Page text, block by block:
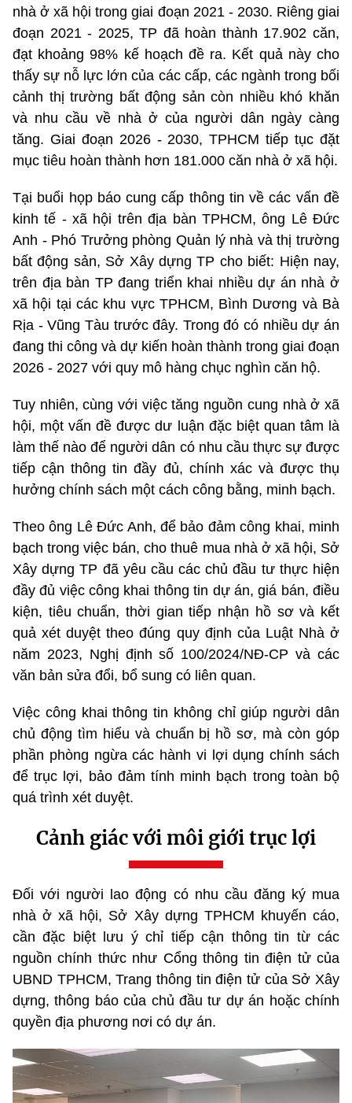
nhà ở xã hội trong giai đoạn 2021 - 2030. Riêng giai
đoạn 2021 - 2025, TP đã hoàn thành 17.902 căn,
đạt khoảng 98% kế hoạch đề ra. Kết quả này cho
thấy sự nỗ lực lớn của các cấp, các ngành trong bối
cảnh thị trường bất động sản còn nhiều khó khăn
và nhu cầu về nhà ở của người dân ngày càng
tăng. Giai đoạn 2026 - 2030, TPHCM tiếp tục đặt
mục tiêu hoàn thành hơn 181.000 căn nhà ở xã hội.
Tại buổi họp báo cung cấp thông tin về các vấn đề
kinh tế - xã hội trên địa bàn TPHCM, ông Lê Đức
Anh - Phó Trưởng phòng Quản lý nhà và thị trường
bất động sản, Sở Xây dựng TP cho biết: Hiện nay,
trên địa bàn TP đang triển khai nhiều dự án nhà ở
xã hội tại các khu vực TPHCM, Bình Dương và Bà
Rịa - Vũng Tàu trước đây. Trong đó có nhiều dự án
đang thi công và dự kiến hoàn thành trong giai đoạn
2026 - 2027 với quy mô hàng chục nghìn căn hộ.
Tuy nhiên, cùng với việc tăng nguồn cung nhà ở xã
hội, một vấn đề được dư luận đặc biệt quan tâm là
làm thế nào để người dân có nhu cầu thực sự được
tiếp cận thông tin đầy đủ, chính xác và được thụ
hưởng chính sách một cách công bằng, minh bạch.
Theo ông Lê Đức Anh, để bảo đảm công khai, minh
bạch trong việc bán, cho thuê mua nhà ở xã hội, Sở
Xây dựng TP đã yêu cầu các chủ đầu tư thực hiện
đầy đủ việc công khai thông tin dự án, giá bán, điều
kiện, tiêu chuẩn, thời gian tiếp nhận hồ sơ và kết
quả xét duyệt theo đúng quy định của Luật Nhà ở
năm 2023, Nghị định số 100/2024/NĐ-CP và các
văn bản sửa đổi, bổ sung có liên quan.
Việc công khai thông tin không chỉ giúp người dân
chủ động tìm hiểu và chuẩn bị hồ sơ, mà còn góp
phần phòng ngừa các hành vi lợi dụng chính sách
để trục lợi, bảo đảm tính minh bạch trong toàn bộ
quá trình xét duyệt.
Cảnh giác với môi giới trục lợi
Đối với người lao động có nhu cầu đăng ký mua
nhà ở xã hội, Sở Xây dựng TPHCM khuyến cáo,
cần đặc biệt lưu ý chỉ tiếp cận thông tin từ các
nguồn chính thức như Cổng thông tin điện tử của
UBND TPHCM, Trang thông tin điện tử của Sở Xây
dựng, thông báo của chủ đầu tư dự án hoặc chính
quyền địa phương nơi có dự án.